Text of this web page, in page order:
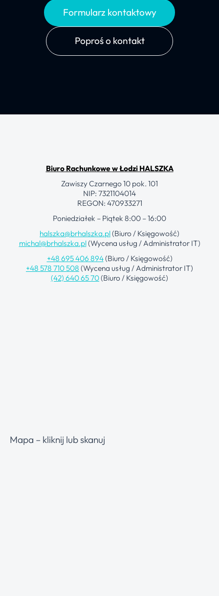
Formularz kontaktowy
Poproś o kontakt
Biuro Rachunkowe w Łodzi HALSZKA
Zawiszy Czarnego 10 pok. 101
NIP: 7321104014
REGON: 470933271
Poniedziałek – Piątek 8:00 – 16:00
halszka@brhalszka.pl(Biuro / Księgowość)
michal@brhalszka.pl(Wycena usług / Administrator IT)
+48 695 406 894(Biuro / Księgowość)
+48 578 710 508 (Wycena usług / Administrator IT)
(42) 640 65 70(Biuro / Księgowość)
Mapa – kliknij lub skanuj